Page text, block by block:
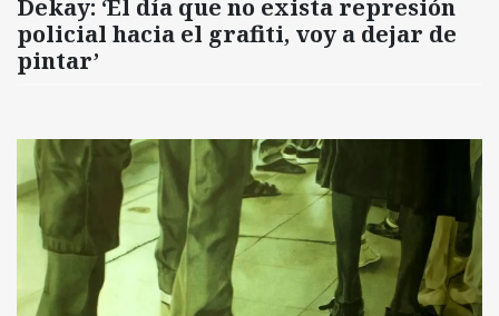
Dekay: ‘El día que no exista represión
policial hacia el grafiti, voy a dejar de
pintar’